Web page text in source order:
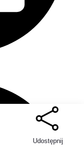
Udostępnij